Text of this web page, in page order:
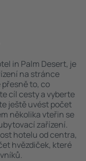
in Palm Desert, je
na stránce
přesně to, co
cíl cesty a vyberte
ještě uvést počet
několika vteřin se
zařízení.
hotelu od centra,
hvězdiček, které